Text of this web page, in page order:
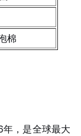
棉
，是全球最大